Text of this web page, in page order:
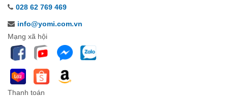
028 62 769 469
info@yomi.com.vn
Mạng xã hội
Thanh toán